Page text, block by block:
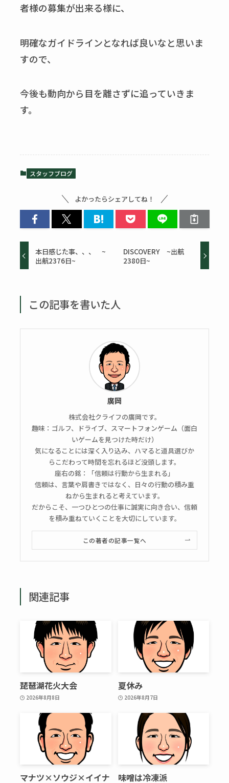
者様の募集が出来る様に、
明確なガイドラインとなれば良いなと思いま
すので、
今後も動向から目を離さずに追っていきま
す。
スタッフブログ
よかったらシェアしてね！
本日感じた事、、、 ~
出航2376日~
DISCOVERY ~出航
2380日~
この記事を書いた人
廣岡
株式会社クライフの廣岡です。
趣味：ゴルフ、ドライブ、スマートフォンゲーム（面白
いゲームを見つけた時だけ）
気になることには深く入り込み、ハマると道具選びか
らこだわって時間を忘れるほど没頭します。
座右の銘：「信頼は行動から生まれる」
信頼は、言葉や肩書きではなく、日々の行動の積み重
ねから生まれると考えています。
だからこそ、一つひとつの仕事に誠実に向き合い、信頼
を積み重ねていくことを大切にしています。
この著者の記事一覧へ
関連記事
琵琶湖花火大会
2026年8月8日
夏休み
2026年8月7日
マナツ×ソウジ×イイナ 味噌は冷凍派